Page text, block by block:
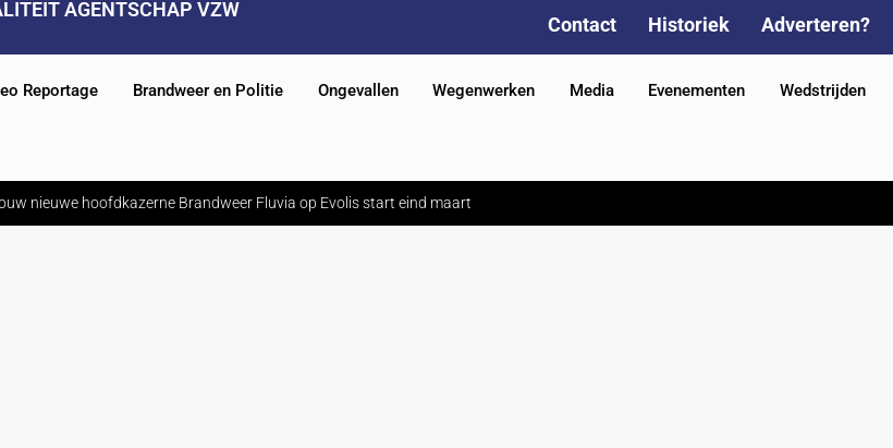
AGENTSCHAP VZW
Contact Historiek Adverteren?
Reportage Brandweer en Politie Ongevallen Wegenwerken Media Evenementen Wedstrijden
nieuwe hoofdkazerne Brandweer Fluvia op Evolis start eind maart